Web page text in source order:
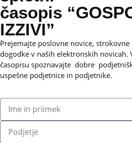
časopis
IZZIVI”
Prejemajte poslovne novice,
dogodke v naših elektronskih novicah.
časopisu spoznavajte dobre
uspešne podjetnice in podjetnike.